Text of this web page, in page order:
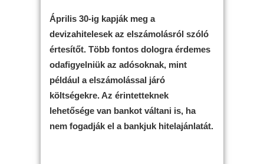
Április 30-ig kapják meg a
devizahitelesek az elszámolásról szóló
értesítőt. Több fontos dologra érdemes
odafigyelniük az adósoknak, mint
például a elszámolással járó
költségekre. Az érintetteknek
lehetősége van bankot váltani is, ha
nem fogadják el a bankjuk hitelajánlatát.